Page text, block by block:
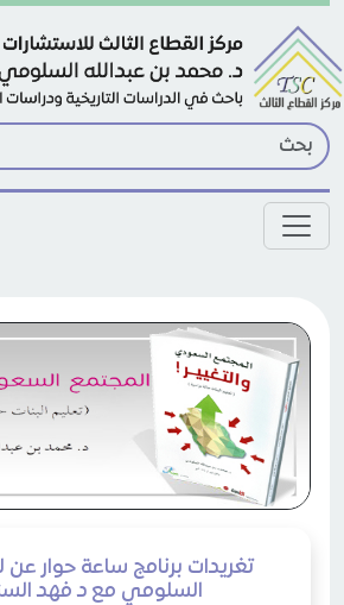
Skip to main content
تغريدات برنامج ساعة حوار عن
السلومي مع د فهد